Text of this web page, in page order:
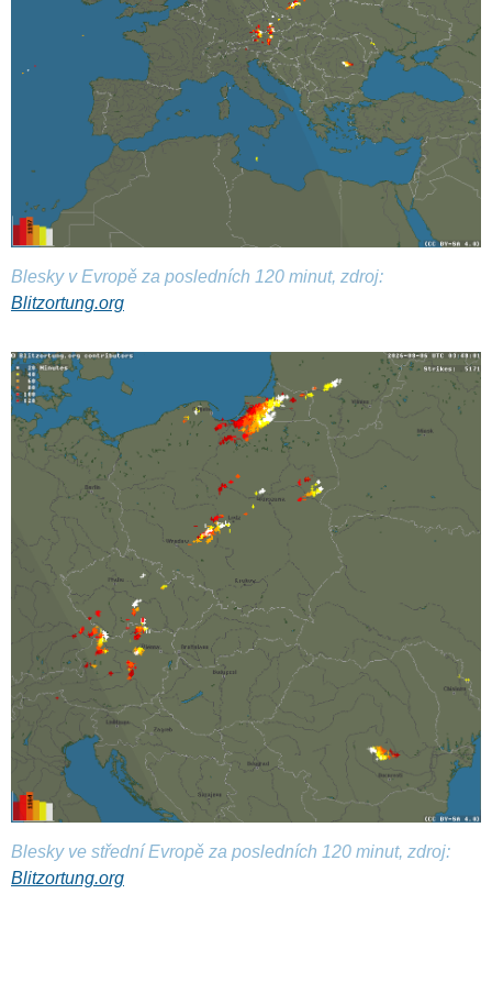
Blesky v Evropě za posledních 120 minut, zdroj:
Blitzortung.org
Blesky ve střední Evropě za posledních 120 minut, zdroj:
Blitzortung.org